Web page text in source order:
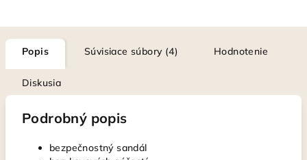
Popis Súvisiace súbory (4) Hodnotenie
Diskusia
Podrobný popis
bezpečnostný sandál